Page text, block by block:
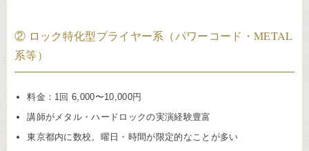
② ロック特化型プライヤー系（パワーコード・METAL
系等）
料金：1回 6,000〜10,000円
講師がメタル・ハードロックの実演経験豊富
東京都内に数校。曜日・時間が限定的なことが多い